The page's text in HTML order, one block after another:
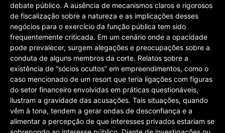
debate público. A ausência de mecanismos claros e rigorosos
de fiscalização sobre a natureza e as implicações desses
negócios para o exercício da função pública tem sido
frequentemente criticada. Em um cenário onde a opacidade
pode prevalecer, surgem alegações e preocupações sobre a
conduta de alguns membros da corte. Relatos sobre a
existência de “sócios ocultos” em empreendimentos, como o
caso mencionado de um resort que teria ligações com figuras
do setor financeiro envolvidas em práticas questionáveis,
ilustram a gravidade das acusações. Tais situações, quando
vêm à tona, tendem a gerar ondas de desconfiança e a
alimentar a percepção de que interesses privados estariam se